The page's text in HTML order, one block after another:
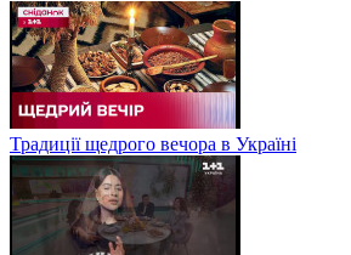
Традиції щедрого вечора в Україні